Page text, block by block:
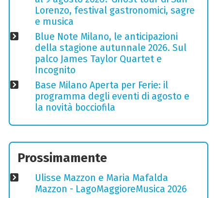
Lorenzo, festival gastronomici, sagre
e musica
Blue Note Milano, le anticipazioni
della stagione autunnale 2026. Sul
palco James Taylor Quartet e
Incognito
Base Milano Aperta per Ferie: il
programma degli eventi di agosto e
la novità bocciofila
Prossimamente
Ulisse Mazzon e Maria Mafalda
Mazzon - LagoMaggioreMusica 2026